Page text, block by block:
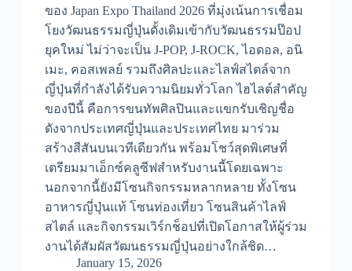
ของ Japan Expo Thailand 2026 ที่มุ่งเน้นการเชื่อม
โยงวัฒนธรรมญี่ปุ่นดั้งเดิมเข้ากับวัฒนธรรมป๊อป
ยุคใหม่ ไม่ว่าจะเป็น J-POP, J-ROCK, ไอดอล, อนิ
เมะ, คอสเพลย์ รวมถึงศิลปะและไลฟ์สไตล์จาก
ญี่ปุ่นที่กำลังได้รับความนิยมทั่วโลก ไฮไลต์สำคัญ
ของปีนี้ คือการขนทัพศิลปินและแขกรับเชิญชื่อ
ดังจากประเทศญี่ปุ่นและประเทศไทย มาร่วม
สร้างสีสันบนเวทีเดียวกัน พร้อมโชว์สุดพิเศษที่
เตรียมมาเอ็กซ์คลูซีฟสำหรับงานนี้โดยเฉพาะ
นอกจากนี้ยังมีโซนกิจกรรมหลากหลาย ทั้งโซน
อาหารญี่ปุ่นแท้ โซนท่องเที่ยว โซนสินค้าไลฟ์
สไตล์ และกิจกรรมเวิร์กช็อปที่เปิดโอกาสให้ผู้ร่วม
งานได้สัมผัสวัฒนธรรมญี่ปุ่นอย่างใกล้ชิด…
January 15, 2026